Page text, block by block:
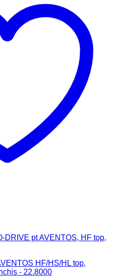
DRIVE pt AVENTOS, HF top,